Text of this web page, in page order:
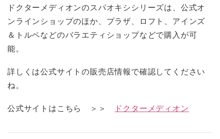
ドクターメディオンのスパオキシシリーズは、公式オ
ンラインショップのほか、プラザ、ロフト、アインズ
＆トルペなどのバラエティショップなどで購入が可
能。
詳しくは公式サイトの販売店情報で確認してください
ね。
公式サイトはこちら ＞＞
ドクターメディオン